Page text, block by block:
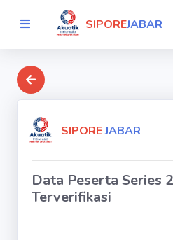
SIPOREJABAR
SIPOREJABAR
Data Peserta Series
Terverifikasi